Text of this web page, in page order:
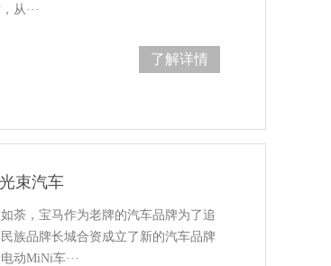
从···
了解详情
束汽车
，宝马作为老牌的汽车品牌为了追
民族品牌长城合资成立了新的汽车品牌
电动MiNi车···